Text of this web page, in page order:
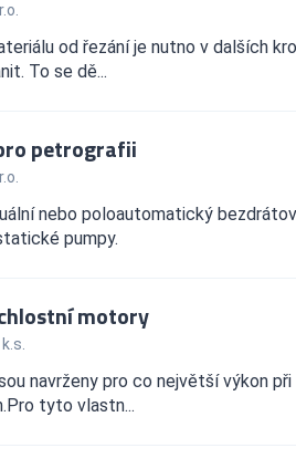
od řezání je nutno v dalších
To se dě...
petrografii
nebo poloautomatický
pumpy.
motory
navrženy pro co největší výkon
tyto vlastn...